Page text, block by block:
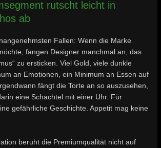
rutscht leicht in
ab
Fallen: Wenn die Marke
fangen Designer manchmal an, das
zu ersticken. Viel Gold, viele dunkle
an Emotionen, ein Minimum an Essen auf
fängt die Torte an so auszusehen,
eine Schachtel mit einer Uhr. Für
gefährliche Geschichte. Appetit mag keine
beruht die Premiumqualität nicht auf